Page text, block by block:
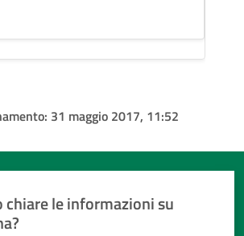
31 maggio 2017, 11:52
chiare le informazioni su